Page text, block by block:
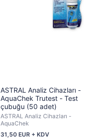
ASTRAL Analiz Cihazları -
AquaChek Trutest - Test
çubuğu (50 adet)
ASTRAL Analiz Cihazları -
AquaChek
31,50 EUR + KDV